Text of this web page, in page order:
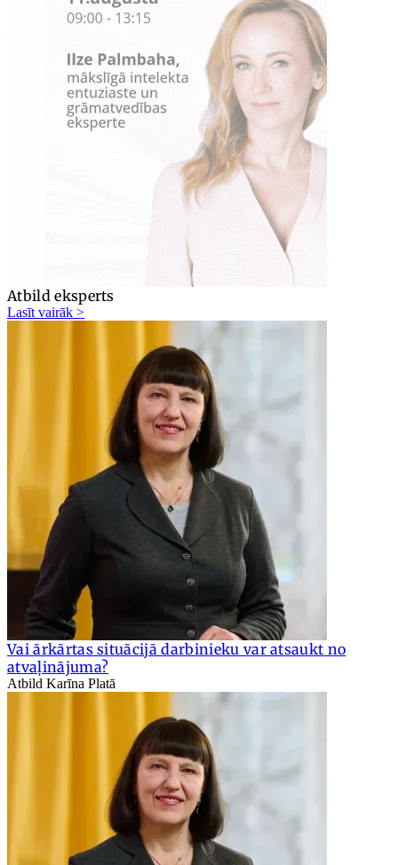
Atbild eksperts
Lasīt vairāk >
Vai ārkārtas situācijā darbinieku var atsaukt no
atvaļinājuma?
Atbild Karīna Platā